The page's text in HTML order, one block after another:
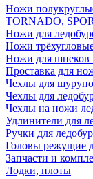
Ножи
TORNADO,
Ножи для
Ножи
Ножи для
Проставка для
Чехлы для
Чехлы для
Чехлы на ножи
Удлинители для
Ручки для
Головы режущие
Запчасти и
Лодки, плоты